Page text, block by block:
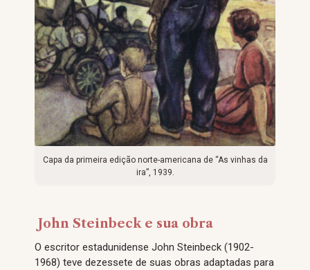
Capa da primeira edição norte-americana de “As vinhas da
ira”, 1939.
John Steinbeck e sua obra
O escritor estadunidense John Steinbeck (1902-
1968) teve dezessete de suas obras adaptadas para